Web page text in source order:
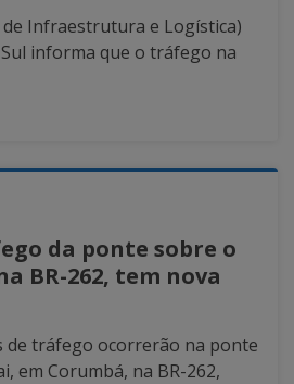
de Infraestrutura e Logística)
informa que o tráfego na
da ponte sobre o
BR-262, tem nova
de tráfego ocorrerão na ponte
em Corumbá, na BR-262,